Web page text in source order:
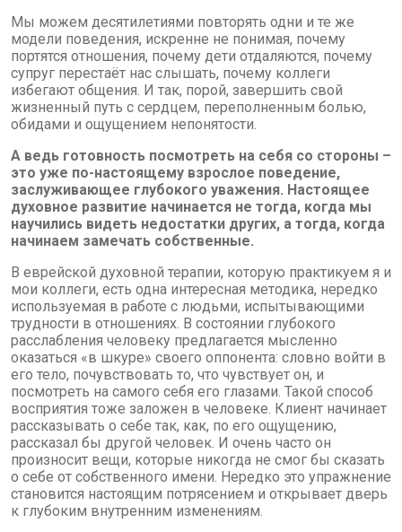
Мы можем десятилетиями повторять одни и те же
модели поведения, искренне не понимая, почему
портятся отношения, почему дети отдаляются, почему
супруг перестаёт нас слышать, почему коллеги
избегают общения. И так, порой, завершить свой
жизненный путь с сердцем, переполненным болью,
обидами и ощущением непонятости.
А ведь готовность посмотреть на себя со стороны –
это уже по-настоящему взрослое поведение,
заслуживающее глубокого уважения. Настоящее
духовное развитие начинается не тогда, когда мы
научились видеть недостатки других, а тогда, когда
начинаем замечать собственные.
В еврейской духовной терапии, которую практикуем я и
мои коллеги, есть одна интересная методика, нередко
используемая в работе с людьми, испытывающими
трудности в отношениях. В состоянии глубокого
расслабления человеку предлагается мысленно
оказаться «в шкуре» своего оппонента: словно войти в
его тело, почувствовать то, что чувствует он, и
посмотреть на самого себя его глазами. Такой способ
восприятия тоже заложен в человеке. Клиент начинает
рассказывать о себе так, как, по его ощущению,
рассказал бы другой человек. И очень часто он
произносит вещи, которые никогда не смог бы сказать
о себе от собственного имени. Нередко это упражнение
становится настоящим потрясением и открывает дверь
к глубоким внутренним изменениям.